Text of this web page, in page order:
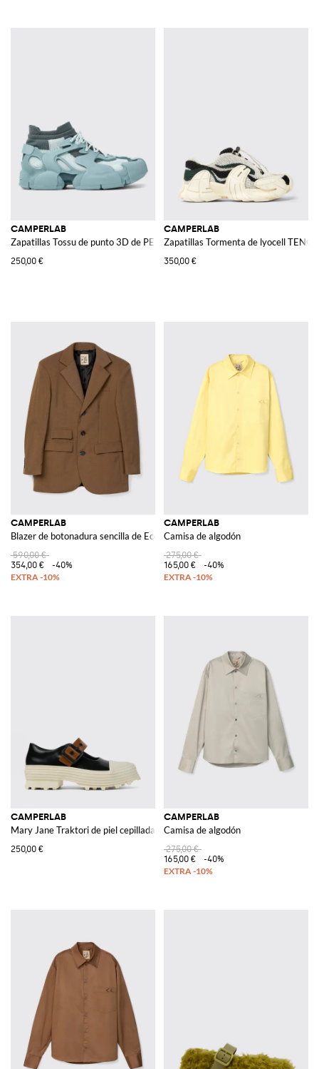
CAMPERLAB
Zapatillas Tossu de punto 3D de PET reciclado
250,00 €
CAMPERLAB
Zapatillas Tormenta de lyocell
350,00 €
CAMPERLAB
Blazer de botonadura sencilla de Econyl®
590,00 €
354,00 €
-40%
CAMPERLAB
Camisa de algodón
275,00 €
165,00 €
-40%
CAMPERLAB
Mary Jane Traktori de piel cepillada y PU
250,00 €
CAMPERLAB
Camisa de algodón
275,00 €
165,00 €
-40%